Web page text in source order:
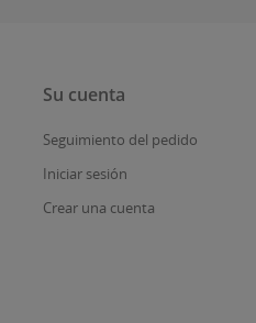
Su cuenta
Seguimiento del pedido
Iniciar sesión
Crear una cuenta